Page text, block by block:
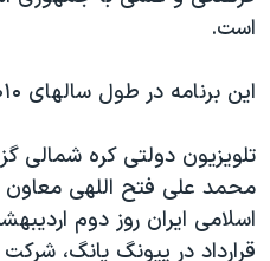
ویدیوها
اقتصادی
علم و فناوری
اسرائیل در جنگ
بایگانی برنامه‌های تلویزیونی
حمله جمهوری اسلامی به
رمز مهسا
ورزش زنان در ایران
یادگیری زبان انگلیسی
زبانهای مختلف
است.
این برنامه در طول سالهای ۲۰۱۰ تا ۲۰۱۲ اجرا خواهد شد.
تلویزیون دولتی کره شمالی
محمد علی فتح اللهی معاون
اسلامی ايران روز دوم
قرارداد در پیونگ یانگ،